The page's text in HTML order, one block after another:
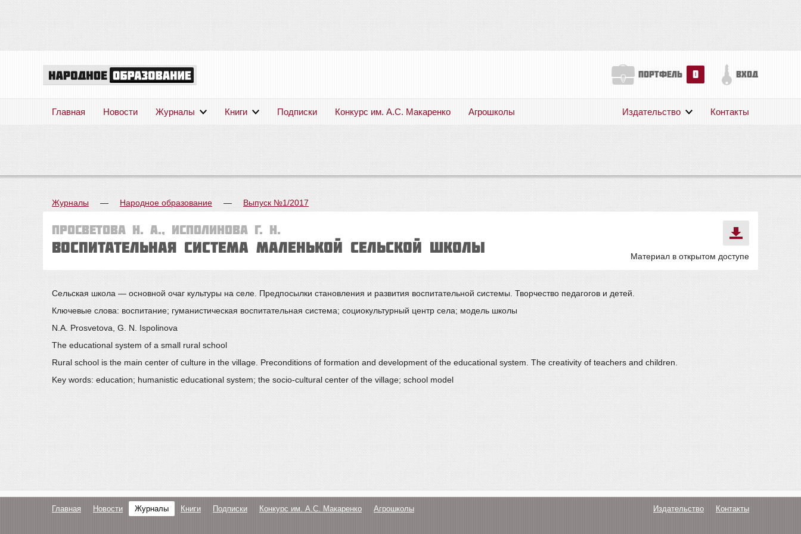
портфель 0 вход
Главная Новости Журналы Книги Подписки Конкурс им. А.С. Макаренко Агрошколы Издательство Контакты
Журналы — Народное образование — Выпуск №1/2017
Просветова Н. А., Исполинова Г. Н.
Воспитательная система маленькой сельской школы
Материал в открытом доступе
Сельская школа — основной очаг культуры на селе. Предпосылки становления и развития воспитательной системы. Творчество педагогов и детей.
Ключевые слова: воспитание; гуманистическая воспитательная система; социокультурный центр села; модель школы
N.A. Prosvetova, G. N. Ispolinova
The educational system of a small rural school
Rural school is the main center of culture in the village. Preconditions of formation and development of the educational system. The creativity of teachers and children.
Key words: education; humanistic educational system; the socio-cultural center of the village; school model
Главная Новости Журналы Книги Подписки Конкурс им. А.С. Макаренко Агрошколы Издательство Контакты